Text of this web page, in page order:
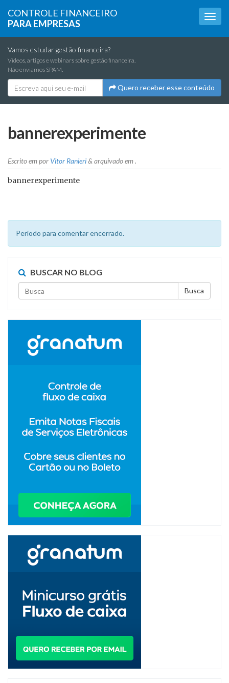
CONTROLE FINANCEIRO
PARA EMPRESAS
Vamos estudar gestão financeira?
Vídeos, artigos e webinars sobre gestão financeira.
Não enviamos SPAM.
Quero receber esse conteúdo
bannerexperimente
Escrito empor Vitor Ranieri& arquivado em .
bannerexperimente
Período para comentar encerrado.
BUSCAR NO BLOG
Busca